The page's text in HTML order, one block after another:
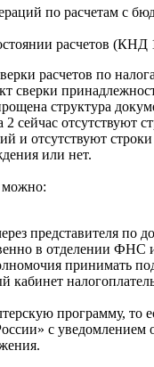
по расчетам с
расчетов (КНД
расчетов по
сверки
структура
2 сейчас отсутствуют
и отсутствуют
или нет.
можно:
представителя по
в отделении
принимать
кабинет
программу, то
с уведомлением